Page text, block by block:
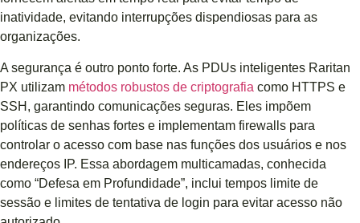
inatividade, evitando interrupções dispendiosas para as
organizações.
A segurança é outro ponto forte. As PDUs inteligentes Raritan
PX utilizam métodos robustos de criptografia como HTTPS e
SSH, garantindo comunicações seguras. Eles impõem
políticas de senhas fortes e implementam firewalls para
controlar o acesso com base nas funções dos usuários e nos
endereços IP. Essa abordagem multicamadas, conhecida
como “Defesa em Profundidade”, inclui tempos limite de
sessão e limites de tentativa de login para evitar acesso não